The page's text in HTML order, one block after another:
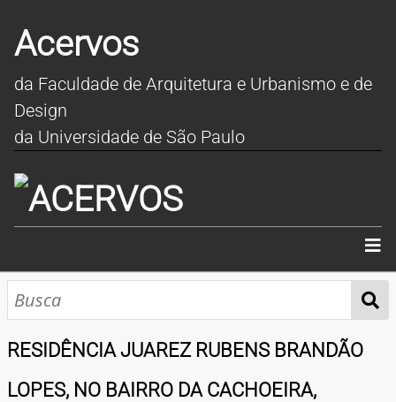
Acervos
da Faculdade de Arquitetura e Urbanismo e de
Design
da Universidade de São Paulo
INÍCIO
RESIDÊNCIA JUAREZ RUBENS BRANDÃO
LOPES, NO BAIRRO DA CACHOEIRA,